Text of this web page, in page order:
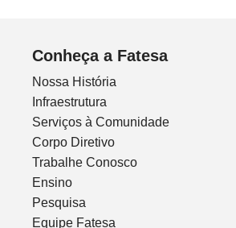
Conheça a Fatesa
Nossa História
Infraestrutura
Serviços à Comunidade
Corpo Diretivo
Trabalhe Conosco
Ensino
Pesquisa
Equipe Fatesa